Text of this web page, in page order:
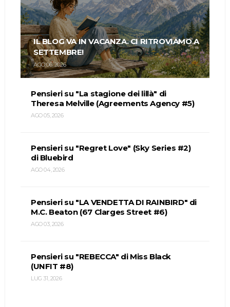
IL BLOG VA IN VACANZA. CI RITROVIAMO A
SETTEMBRE!
AGO 06, 2026
Pensieri su "La stagione dei lillà" di
Theresa Melville (Agreements Agency #5)
AGO 05, 2026
Pensieri su "Regret Love" (Sky Series #2)
di Bluebird
AGO 04, 2026
Pensieri su "LA VENDETTA DI RAINBIRD" di
M.C. Beaton (67 Clarges Street #6)
AGO 03, 2026
Pensieri su "REBECCA" di Miss Black
(UNFIT #8)
LUG 31, 2026